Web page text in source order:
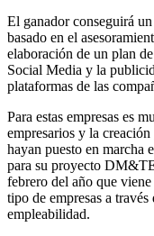
El ganador conseguirá
basado en el
elaboración de un plan
Social Media y la
plataformas de las
Para estas empresas es
empresarios y la
hayan puesto en marcha
para su proyecto
febrero del año que
tipo de empresas a
empleabilidad.